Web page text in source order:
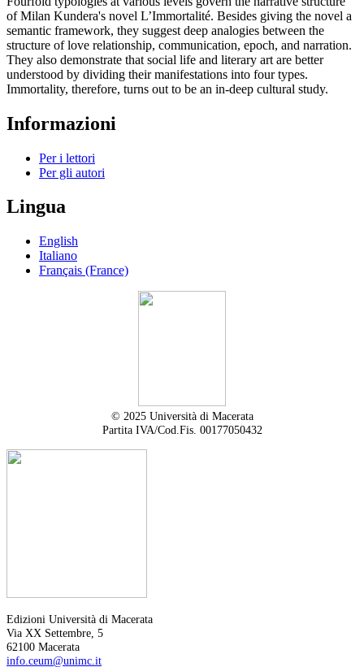
of Milan Kundera's novel L’Immortalité. Besides giving the novel a
semantic framework, they suggest deep analogies between the
structure of love relationship, communication, epoch, and narration.
They also demonstrate that social life and literary art are better
understood by dividing their manifestations into four types.
Immortality, therefore, turns out to be an in-deep cultural study.
Informazioni
Per i lettori
Per gli autori
Lingua
English
Italiano
Français (France)
© 2025 Università di Macerata
Partita IVA/Cod.Fis. 00177050432
Edizioni Università di Macerata
Via XX Settembre, 5
62100 Macerata
info.ceum@unimc.it